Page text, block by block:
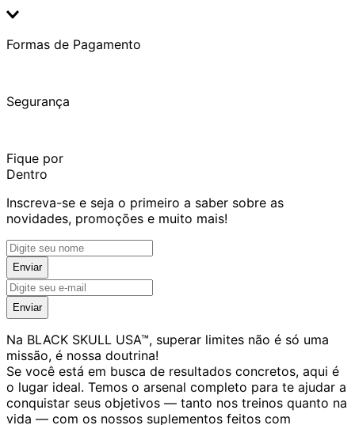
Formas de Pagamento
Segurança
Fique por
Dentro
Inscreva-se e seja o primeiro a saber sobre as
novidades, promoções e muito mais!
Enviar
Enviar
Na BLACK SKULL USA™, superar limites não é só uma
missão, é nossa doutrina!
Se você está em busca de resultados concretos, aqui é
o lugar ideal. Temos o arsenal completo para te ajudar a
conquistar seus objetivos — tanto nos treinos quanto na
vida — com os nossos suplementos feitos com